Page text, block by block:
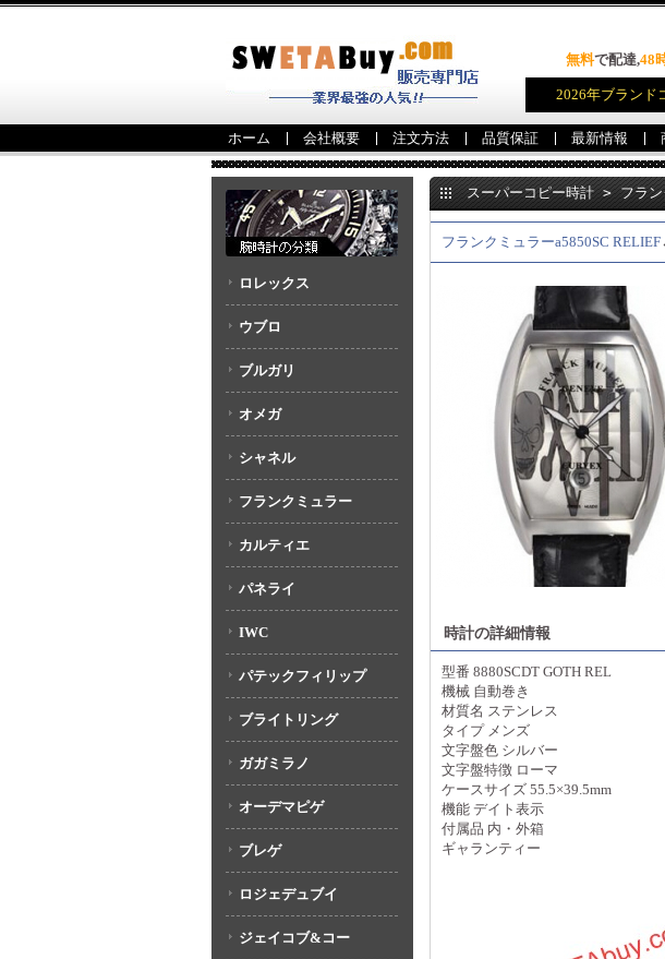
無料で配達,48
2026年ブランド
ホーム 会社概要 注文方法 品質保証 最新情報
スーパーコピー時計 > フラ
ェレリーフ 8880SCDT GOTH REL
フランクミュラーa5850SC RELIEF
時計の詳細情報
型番 8880SCDT GOTH REL
機械 自動巻き
材質名 ステンレス
タイプ メンズ
文字盤色 シルバー
文字盤特徴 ローマ
ケースサイズ 55.5×39.5mm
機能 デイト表示
付属品 内・外箱
ギャランティー
ロレックス
ウブロ
ブルガリ
オメガ
シャネル
フランクミュラー
カルティエ
パネライ
IWC
パテックフィリップ
ブライトリング
ガガミラノ
オーデマピゲ
ブレゲ
ロジェデュブイ
ジェイコブ&コー